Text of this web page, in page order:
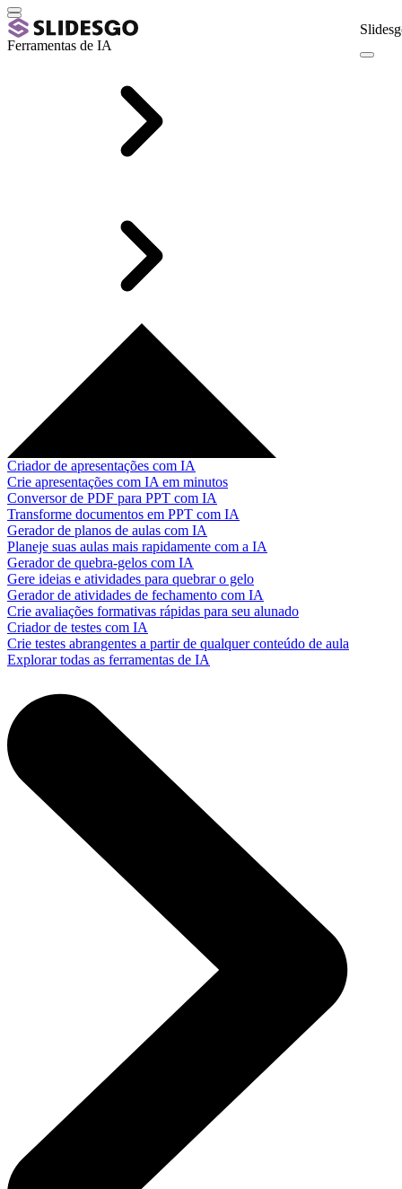
Ferramentas de IA
Criador de apresentações com IA
Crie apresentações com IA em minutos
Conversor de PDF para PPT com IA
Transforme documentos em PPT com IA
Gerador de planos de aulas com IA
Planeje suas aulas mais rapidamente com a IA
Gerador de quebra-gelos com IA
Gere ideias e atividades para quebrar o gelo
Gerador de atividades de fechamento com IA
Crie avaliações formativas rápidas para seu alunado
Criador de testes com IA
Crie testes abrangentes a partir de qualquer conteúdo de aula
Explorar todas as ferramentas de IA